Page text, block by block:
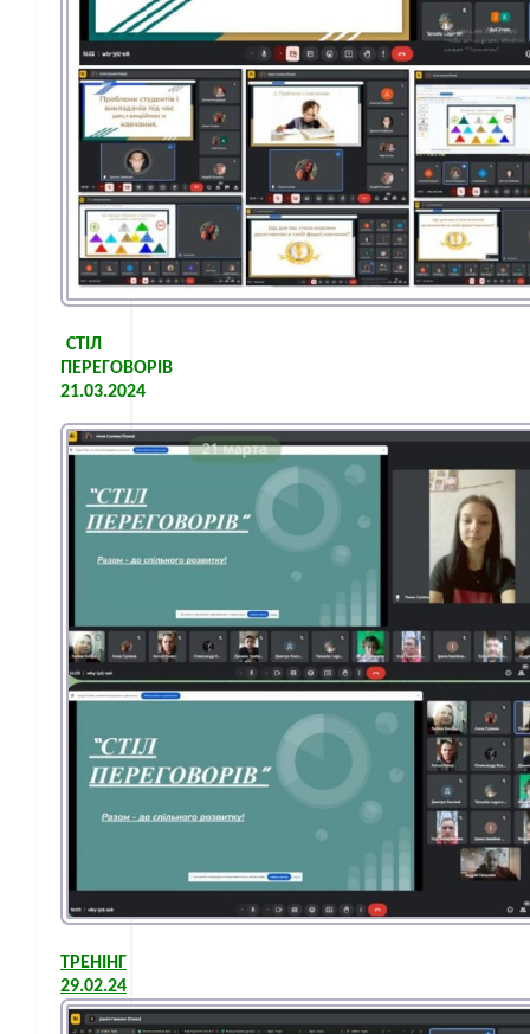
СТІЛ
ПЕРЕГОВОРІВ
21.03.2024
ТРЕНІНГ
29.02.24